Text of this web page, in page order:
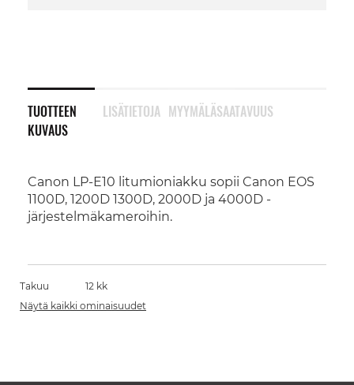
TUOTTEEN
KUVAUS
Canon LP-E10 litumioniakku sopii Canon EOS
1100D, 1200D 1300D, 2000D ja 4000D -
järjestelmäkameroihin.
LISÄTIETOJA MYYMÄLÄSAATAVUUS
Takuu
12 kk
Näytä kaikki ominaisuudet